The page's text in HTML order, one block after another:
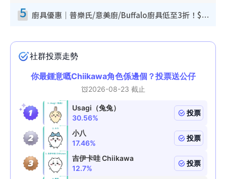
5 廚具優惠｜普樂氏/意美廚/Buffalo廚具低至3折！$89起買煎鍋／炒鑊／個人鍋 同場小家電激減至$99起